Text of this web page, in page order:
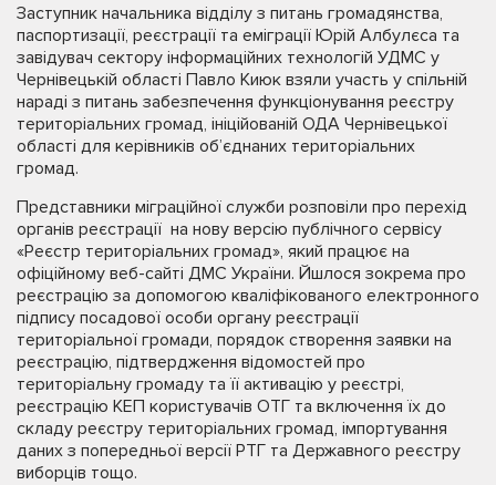
Заступник начальника відділу з питань громадянства,
паспортизації, реєстрації та еміграції Юрій Албулєса та
завідувач сектору інформаційних технологій УДМС у
Чернівецькій області Павло Киюк взяли участь у спільній
нараді з питань забезпечення функціонування реєстру
територіальних громад, ініційованій ОДА Чернівецької
області для керівників об’єднаних територіальних
громад.
Представники міграційної служби розповіли про перехід
органів реєстрації на нову версію публічного сервісу
«Реєстр територіальних громад», який працює на
офіційному веб-сайті ДМС України. Йшлося зокрема про
реєстрацію за допомогою кваліфікованого електронного
підпису посадової особи органу реєстрації
територіальної громади, порядок створення заявки на
реєстрацію, підтвердження відомостей про
територіальну громаду та її активацію у реєстрі,
реєстрацію КЕП користувачів ОТГ та включення їх до
складу реєстру територіальних громад, імпортування
даних з попередньої версії РТГ та Державного реєстру
виборців тощо.